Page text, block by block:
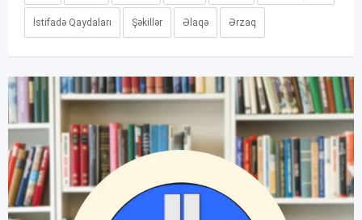
İstifadə Qaydaları Şəkillər Əlaqə Ərzaq